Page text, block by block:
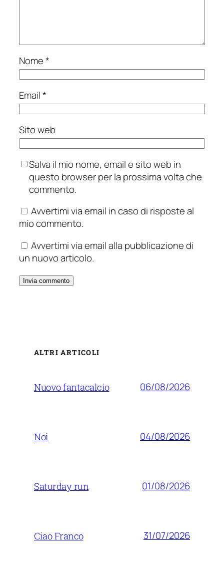
Nome*
Email*
Sito web
Salva il mio nome, email e sito web in
questo browser per la prossima volta che
commento.
Avvertimi via email in caso di risposte al
mio commento.
Avvertimi via email alla pubblicazione di
un nuovo articolo.
ALTRI ARTICOLI
Nuovo fantacalcio 06/08/2026
Noi 04/08/2026
Saturday run 01/08/2026
Ciao Franco 31/07/2026